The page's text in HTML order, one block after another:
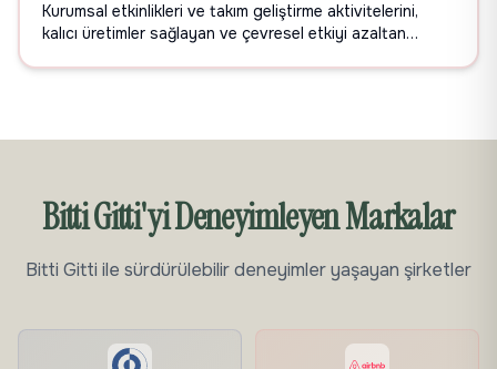
Kurumsal etkinlikleri ve takım geliştirme aktivitelerini,
kalıcı üretimler sağlayan ve çevresel etkiyi azaltan
Bitti Gitti'yi Deneyimleyen Markalar
Bitti Gitti ile sürdürülebilir deneyimler yaşayan şirketler